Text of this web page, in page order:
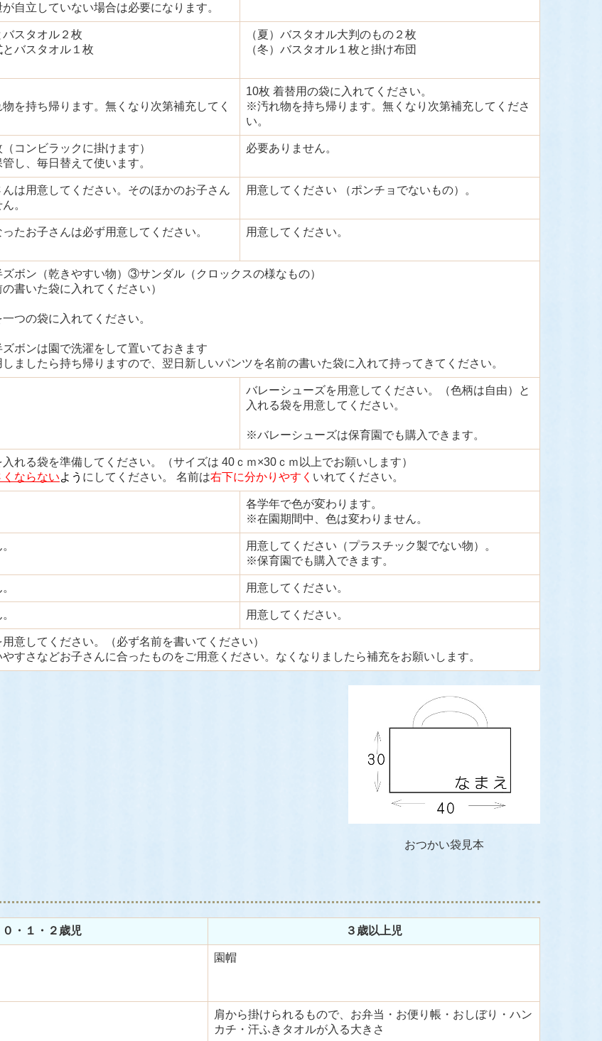
自立していない場合は必要になります。
バスタオル２枚
とバスタオル１枚
（夏）バスタオル大判のもの２枚
（冬）バスタオル１枚と掛け布団
を持ち帰ります。無くなり次第補充してく
10枚 着替用の袋に入れてください。
※汚れ物を持ち帰ります。無くなり次第補充してくださ
い。
コンビラックに掛けます）
し、毎日替えて使います。
必要ありません。
んは用意してください。そのほかのお子さん
。
用意してください （ポンチョでないもの）。
たお子さんは必ず用意してください。 用意してください。
ボン（乾きやすい物）③サンダル（クロックスの様なもの）
書いた袋に入れてください）
つの袋に入れてください。
ボンは園で洗濯をして置いておきます
ましたら持ち帰りますので、翌日新しいパンツを名前の書いた袋に入れて持ってきてください。
バレーシューズを用意してください。（色柄は自由）と
入れる袋を用意してください。
※バレーシューズは保育園でも購入できます。
れる袋を準備してください。（サイズは 40ｃｍ×30ｃｍ以上でお願いします）
くならないよう にしてください。 名前は右下に分かりやすく いれてください。
各学年で色が変わります。
※在園期間中、色は変わりません。
用意してください（プラスチック製でない物）。
※保育園でも購入できます。
用意してください。
用意してください。
意してください。（必ず名前を書いてください）
すさなどお子さんに合ったものをご用意ください。なくなりましたら補充をお願いします。
おつかい袋見本
０・１・２歳児 ３歳以上児
園帽
肩から掛けられるもので、お弁当 ・お便り帳・おしぼり・ハン
カチ・汗ふきタオルが入る大きさ